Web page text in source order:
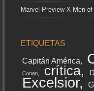
Marvel Preview X-Men
ETIQUETAS
Capitán América
Conan crítica
Excelsior